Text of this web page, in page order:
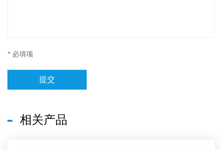
* 必填项
提交
相关产品